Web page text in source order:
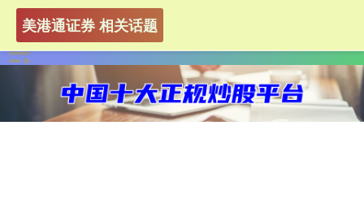
美港通证券 相关话题